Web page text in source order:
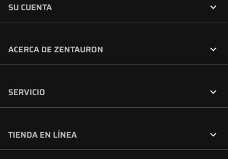
SU CUENTA 
ACERCA DE ZENTAURON 
SERVICIO 
TIENDA EN LÍNEA 